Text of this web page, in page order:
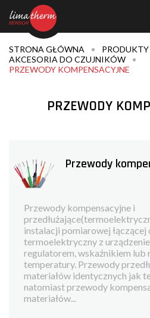
STRONA GŁÓWNA
PRODUKTY
AKCESORIA DO CZUJNIKÓW
PRZEWODY KOMPENSACYJNE
PRZEWODY
Przewody
Przewody kompensacyjne i
instalacji pomiarowej łączącej
termoelektryczny z
regulatorem, wskaźnikiem lub
temperatury. Przewody
materiałów identycznych jak
natomiast przewody
materiałów...